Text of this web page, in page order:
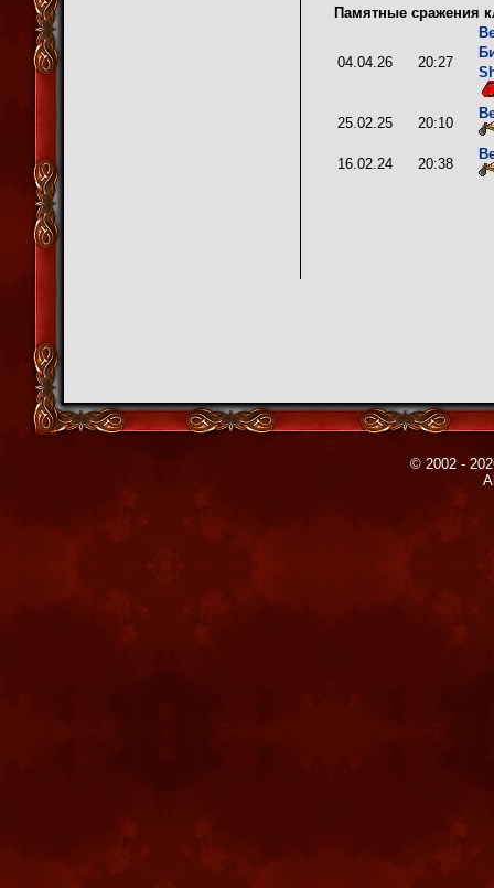
Памятные сражения
04.04.26 20:27
25.02.25 20:10
16.02.24 20:38
© 2002 -